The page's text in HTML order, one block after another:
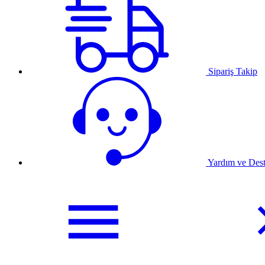
Sipariş Takip
Yardım ve